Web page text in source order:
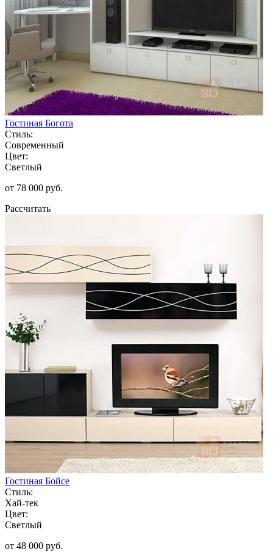
Гостиная Богота
Стиль:
Современный
Цвет:
Светлый
от 78 000 руб.
Рассчитать
Гостиная Бойсе
Стиль:
Хай-тек
Цвет:
Светлый
от 48 000 руб.